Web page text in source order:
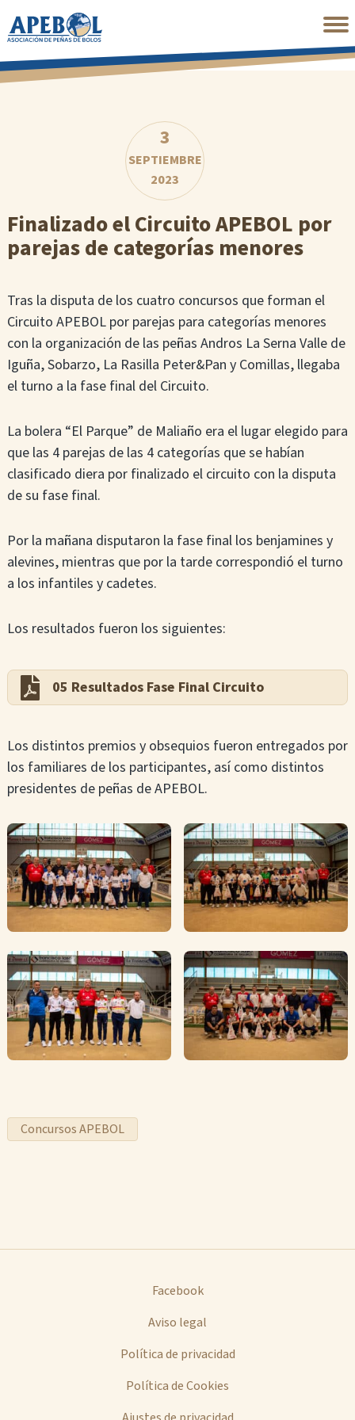
al
principal
3
SEPTIEMBRE
2023
Finalizado el Circuito APEBOL por
parejas de categorías menores
Tras la disputa de los cuatro concursos que forman el
Circuito APEBOL por parejas para categorías menores
con la organización de las peñas Andros La Serna Valle de
Iguña, Sobarzo, La Rasilla Peter&Pan y Comillas, llegaba
el turno a la fase final del Circuito.
La bolera “El Parque” de Maliaño era el lugar elegido para
que las 4 parejas de las 4 categorías que se habían
clasificado diera por finalizado el circuito con la disputa
de su fase final.
Por la mañana disputaron la fase final los benjamines y
alevines, mientras que por la tarde correspondió el turno
a los infantiles y cadetes.
Los resultados fueron los siguientes:
05 Resultados Fase Final Circuito
Los distintos premios y obsequios fueron entregados por
los familiares de los participantes, así como distintos
presidentes de peñas de APEBOL.
Concursos APEBOL
Facebook
Aviso legal
Política de privacidad
Política de Cookies